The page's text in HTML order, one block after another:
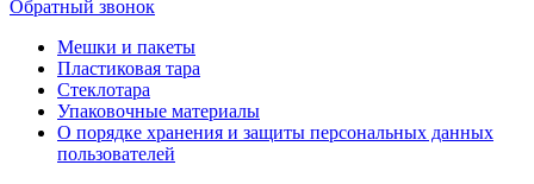
Обратный звонок
Мешки и пакеты
Пластиковая тара
Стеклотара
Упаковочные материалы
О порядке хранения и защиты персональных данных
пользователей